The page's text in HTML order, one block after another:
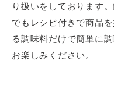
り扱いをしております
でもレシピ付きで商品
る調味料だけで簡単に
お楽しみください。